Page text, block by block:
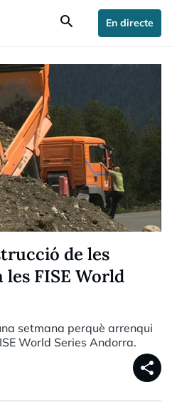
search En directe
de les
FISE World
setmana perquè arrenqui
World Series Andorra.
share